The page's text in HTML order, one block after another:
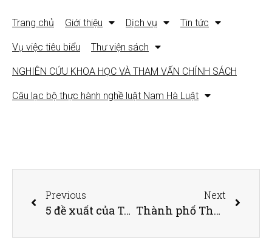
Trang chủ Giới thiệu Dịch vụ Tin tức
Vụ việc tiêu biểu Thư viện sách
NGHIÊN CỨU KHOA HỌC VÀ THAM VẤN CHÍNH SÁCH
Câu lạc bộ thực hành nghề luật Nam Hà Luật
Previous
5 đề xuất của Tòa Tối cao về Tòa TP Thủ Đức
Next
Thành phố Thủ Đức chỉ sau GRDP của Hà Nội, lớn hơn Bình Dương, Đồng Nai